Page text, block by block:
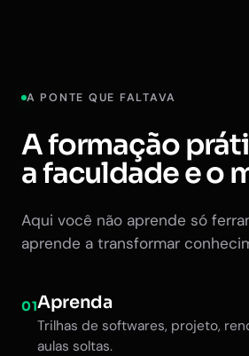
A PONTE QUE FALTAVA
A formação
a faculdade e o
Aqui você não aprende só
aprende a transformar
01Aprenda
Trilhas de softwares, projeto,
aulas soltas.